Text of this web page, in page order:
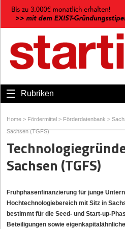
Rubriken
Home > Fördermittel > Förderdatenbank >
Sachsen (TGFS)
Sachsen (TGFS)
Frühphasenfinanzierung für junge
Hochtechnologiebereich mit Sitz in
bestimmt für die Seed- und Start-up-
Beteiligungen sowie